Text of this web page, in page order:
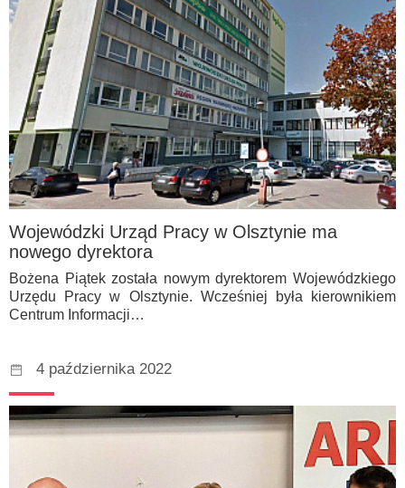
Wojewódzki Urząd Pracy w Olsztynie ma
nowego dyrektora
Bożena Piątek została nowym dyrektorem Wojewódzkiego
Urzędu Pracy w Olsztynie. Wcześniej była kierownikiem
Centrum Informacji…
4 października 2022